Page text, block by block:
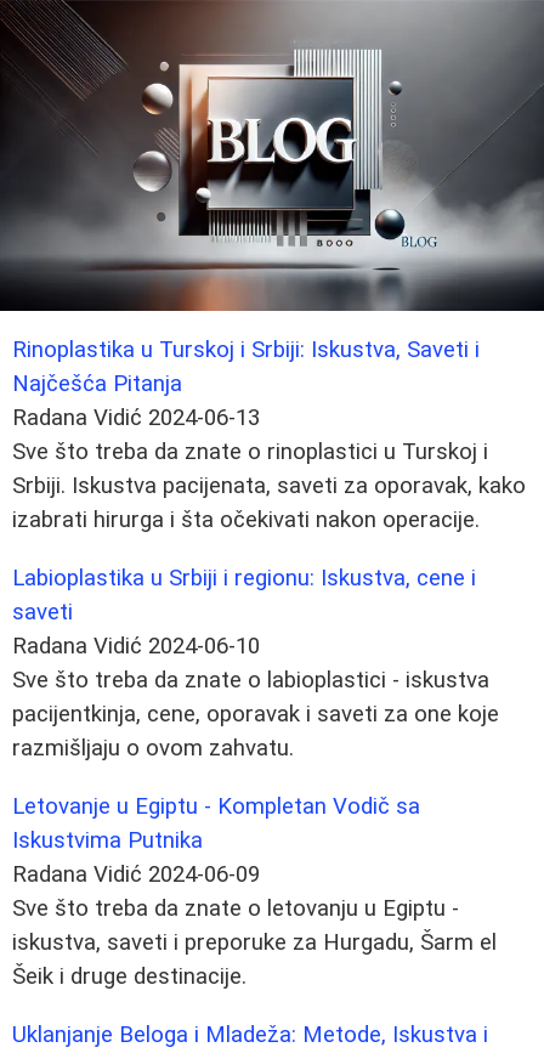
Rinoplastika u Turskoj i Srbiji: Iskustva, Saveti i
Najčešća Pitanja
Radana Vidić 2024-06-13
Sve što treba da znate o rinoplastici u Turskoj i
Srbiji. Iskustva pacijenata, saveti za oporavak, kako
izabrati hirurga i šta očekivati nakon operacije.
Labioplastika u Srbiji i regionu: Iskustva, cene i
saveti
Radana Vidić 2024-06-10
Sve što treba da znate o labioplastici - iskustva
pacijentkinja, cene, oporavak i saveti za one koje
razmišljaju o ovom zahvatu.
Letovanje u Egiptu - Kompletan Vodič sa
Iskustvima Putnika
Radana Vidić 2024-06-09
Sve što treba da znate o letovanju u Egiptu -
iskustva, saveti i preporuke za Hurgadu, Šarm el
Šeik i druge destinacije.
Uklanjanje Beloga i Mladeža: Metode, Iskustva i